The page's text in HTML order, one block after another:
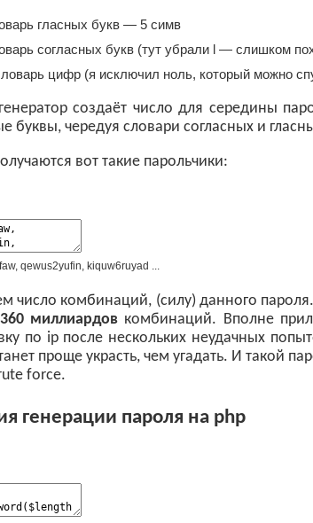
гласных букв — 5 симв
согласных букв (тут убрали l — слишком
цифр (я исключил ноль, который можно
создаёт число для середины
буквы, чередуя словари согласных и
вот такие парольчики:
, qewus2yufin kiquw6ruyad
число комбинаций, (силу) данного
360 миллиардов комбинаций. Вполне
по ip после нескольких неудачных
проще украсть, чем угадать. И такой
force.
генерации пароля на php